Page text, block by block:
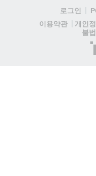
로그인
이용약관
개인
불